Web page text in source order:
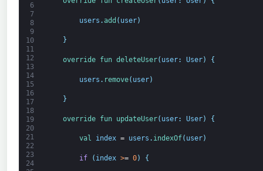
6
7
8
9
10
11
12
13
14
15
16
17
18
19
20
21
22
23
24
users .add ( user)
}
override fun deleteUser( user: User) {
users . remove( user)
}
override fun updateUser( user: User) {
val index = users . indexOf( user)
if ( index >= 0) {